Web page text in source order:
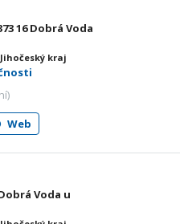
16 Dobrá Voda
kraj
Web
Voda u